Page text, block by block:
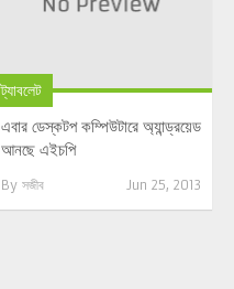
ট্যাবলেট
এবার ডেস্কটপ কম্পিউটারে অ্যান্ড্রয়েড
আনছে এইচপি
By সজীব Jun 25, 2013